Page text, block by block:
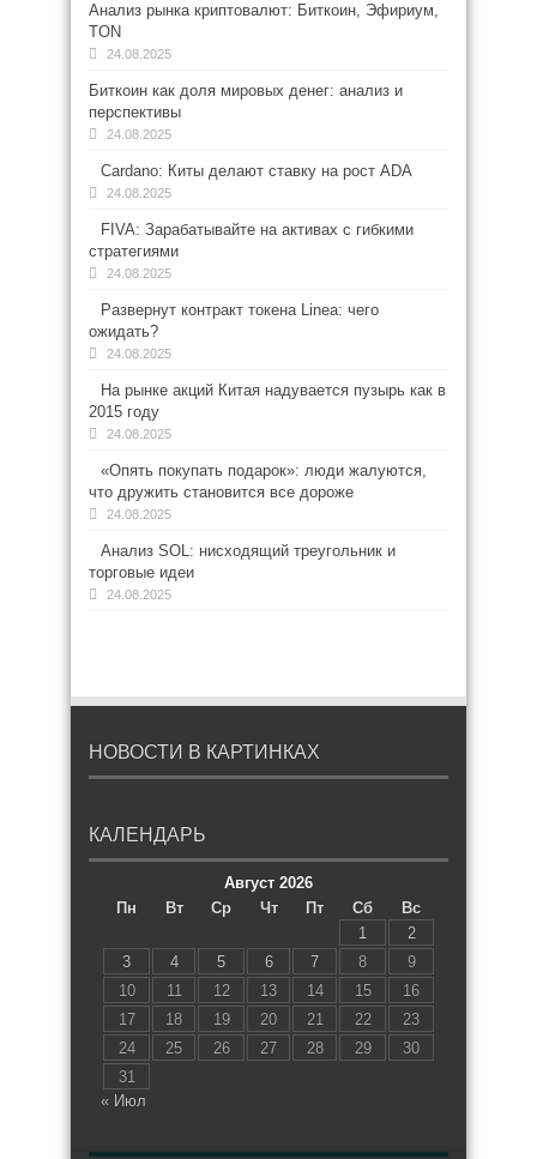
Анализ рынка криптовалют: Биткоин, Эфириум,
TON
24.08.2025
Биткоин как доля мировых денег: анализ и
перспективы
24.08.2025
Cardano: Киты делают ставку на рост ADA
24.08.2025
FIVA: Зарабатывайте на активах с гибкими
стратегиями
24.08.2025
Развернут контракт токена Linea: чего
ожидать?
24.08.2025
На рынке акций Китая надувается пузырь как в
2015 году
24.08.2025
«Опять покупать подарок»: люди жалуются,
что дружить становится все дороже
24.08.2025
Анализ SOL: нисходящий треугольник и
торговые идеи
24.08.2025
НОВОСТИ В КАРТИНКАХ
КАЛЕНДАРЬ
Август 2026
Пн
Вт Ср Чт Пт Сб
Вс
1
2
3
4 5 6 7 8
9
10
11 12 13 14 15
16
17
18 19 20 21 22
23
24
25 26 27 28 29
30
31
« Июл